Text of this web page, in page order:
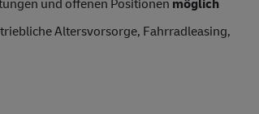
Altersvorsorge, Fahrradleasing,